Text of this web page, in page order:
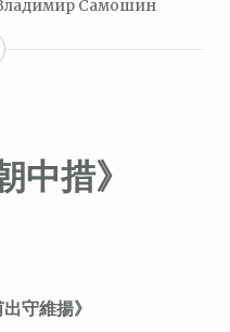
Самошин
中措》
守維揚》